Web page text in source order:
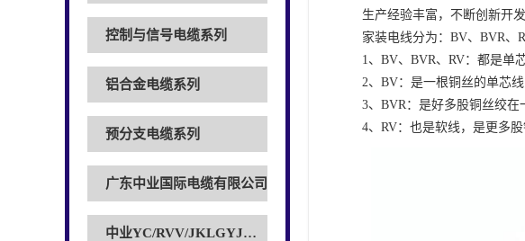
控制与信号电缆系列
铝合金电缆系列
预分支电缆系列
广东中业国际电缆有限公司
中业YC/RVV/JKLGYJ电缆
生产经验丰富，不断创新开发
家装电线分为：BV、BVR、
1、BV、BVR、RV：都是单
2、BV：是一根铜丝的单芯
3、BVR：是好多股铜丝绞在
4、RV：也是软线，是更多